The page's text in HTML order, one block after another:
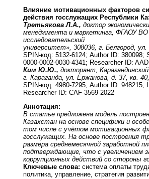
Влияние мотивационных факторов
действия госслужащих Республики
Третьякова Л.А., доктор
менеджмента и маркетинга, ФГАОУ ВО
исследовательский
университет», 308036, г. Белгород,
SPIN-код: 5132-6124; Author ID:
0000-0002-0030-4341; Researcher ID:
Ким Ю.Ю., докторант,
г. Караганда, ул. Ержанова, д. 37, кв.
SPIN-код: 4980-7295; Author ID:
Researcher ID: CAF-3569-2022
Аннотация:
В статье предложена модель
Казахстан на основе специфики и
том числе с учётом мотивационных
госслужащих. На основе построения
размера среднемесячной заработной
подтверждающие, что с увеличением
коррупционных действий со стороны
Ключевые слова: система оплаты
политика, управление, стратегия